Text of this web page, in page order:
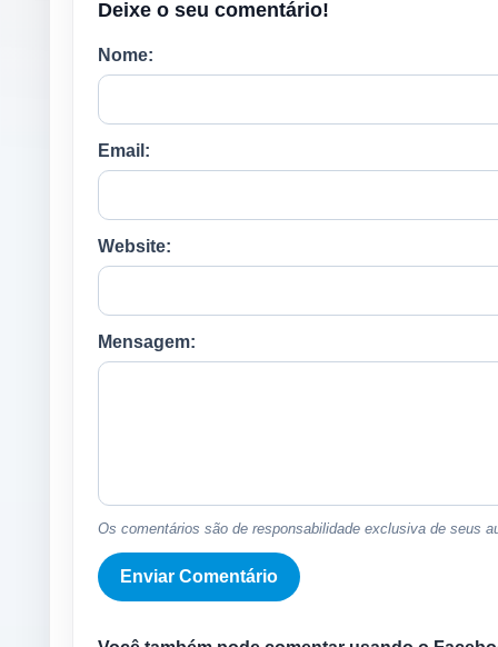
Deixe o seu comentário!
Nome:
Email:
Website:
Mensagem:
Os comentários são de responsabilidade exclusiva de seus